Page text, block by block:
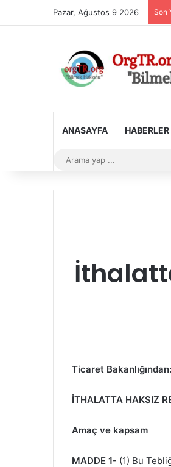
Pazar, Ağustos 9 2026 Son
ANASAYFA HABERLER
Ticaret Bakanlığından:
İTHALATTA HAKSIZ
Amaç ve kapsam
MADDE 1- (1) Bu